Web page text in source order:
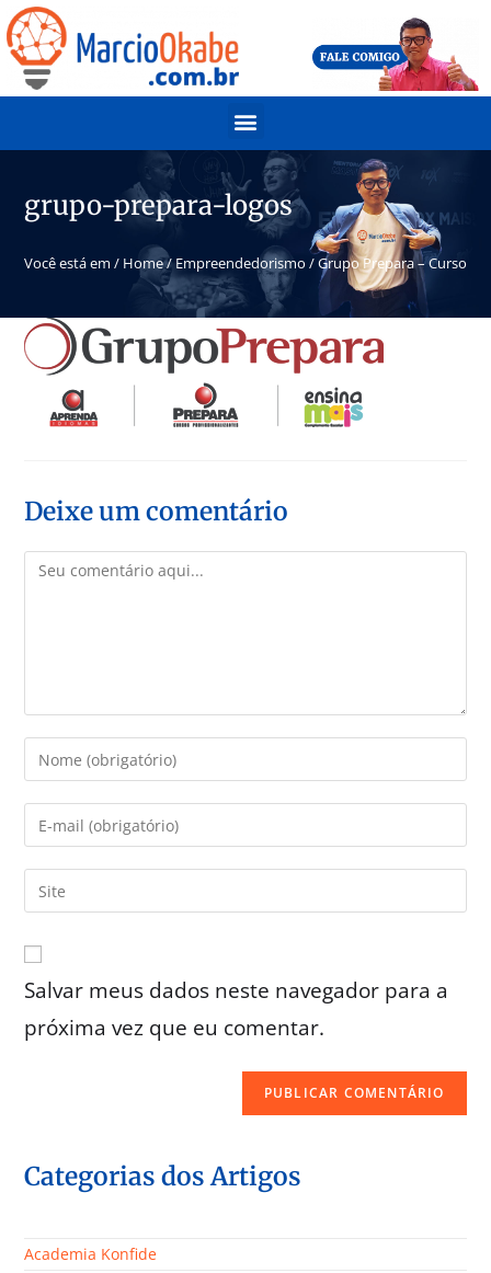
grupo-prepara-logos
Você está em / Home/Empreendedorismo /Grupo Prepara – Cursos
Deixe um comentário
Salvar meus dados neste navegador para a
próxima vez que eu comentar.
Categorias dos Artigos
Academia Konfide